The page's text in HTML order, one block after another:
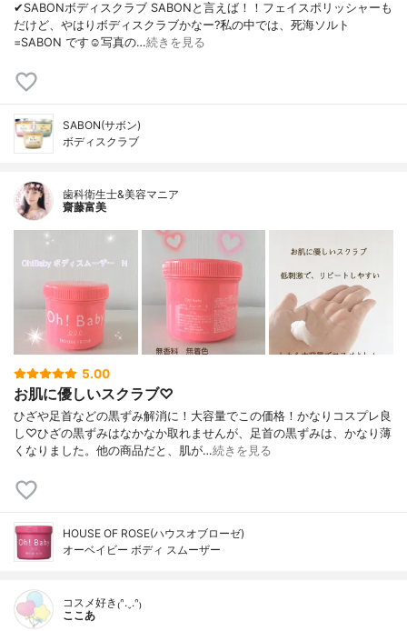
✔︎SABONボディスクラブ SABONと言えば！！フェイスポリッシャーも
だけど、やはりボディスクラブかなー?私の中では、死海ソルト
=SABON です☺️写真の…続きを見る
SABON(サボン)
ボディスクラブ
歯科衛生士&美容マニア
齋藤富美
5.00
お肌に優しいスクラブ♡
ひざや足首などの黒ずみ解消に！大容量でこの価格！かなりコスプレ良
し♡ひざの黒ずみはなかなか取れませんが、足首の黒ずみは、かなり薄
くなりました。他の商品だと、肌が…続きを見る
HOUSE OF ROSE(ハウスオブローゼ)
オーベイビー ボディ スムーザー
コスメ好き₍ᐢ.ˬ.ᐢ₎
ここあ